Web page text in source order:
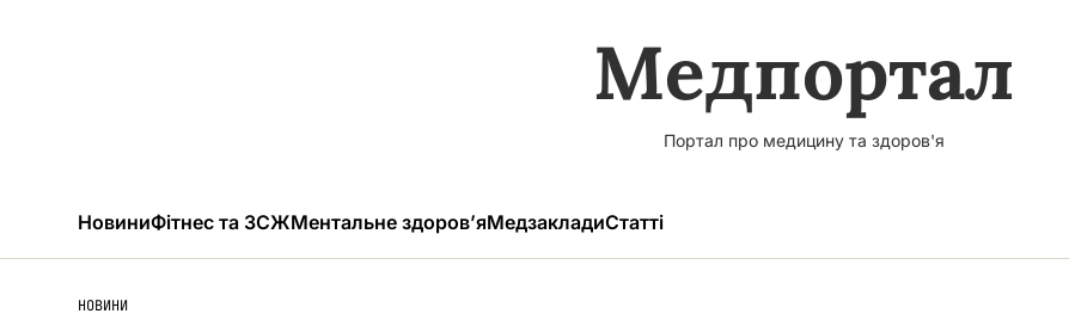
Медпортал
Портал про медицину та здоров'я
НовиниФітнес та ЗСЖМентальне здоров’яМедзакладиСтатті
НОВИНИ